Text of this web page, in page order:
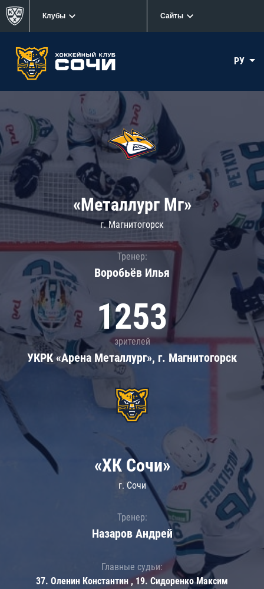
Клубы Сайты
РУ
«Металлург Мг»
г. Магнитогорск
Тренер:
Воробьёв Илья
1253
зрителей
УКРК «Арена Металлург», г. Магнитогорск
«ХК Сочи»
г. Сочи
Тренер:
Назаров Андрей
Главные судьи:
37. Оленин Константин , 19. Сидоренко Максим